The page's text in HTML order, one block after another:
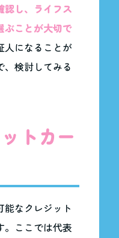
認し、ライフス
ぶことが大切で
人になることが
検討してみる
トカー
なクレジット
。ここでは代表